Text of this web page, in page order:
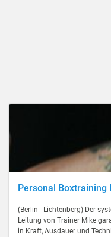
Personal Boxtraining
(Berlin - Lichtenberg) Der
Leitung von Trainer Mike
in Kraft, Ausdauer und